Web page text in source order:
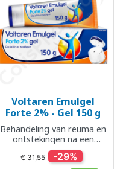
Voltaren Emulgel
Forte 2% - Gel 150 g
Behandeling van reuma en
ontstekingen na een
blessure
€ 31,55 -29%